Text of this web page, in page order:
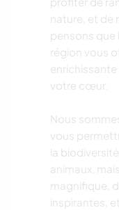
nature, et de
pensons que
région vous
votre cœur.
Nous
vous
la
animaux,
magnifique,
inspirantes,